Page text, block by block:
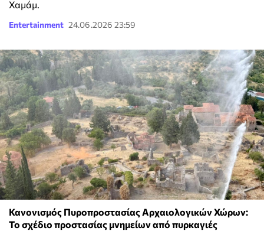
Χαμάμ.
Entertainment 24.06.2026 23:59
Κανονισμός Πυροπροστασίας Αρχαιολογικών Χώρων:
Το σχέδιο προστασίας μνημείων από πυρκαγιές